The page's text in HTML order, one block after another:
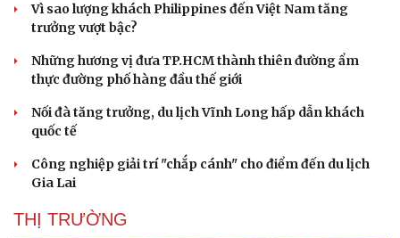
Sân khấu - Điện ảnh
Vì sao lượng khách Philippines đến Việt Nam tăng
trưởng vượt bậc?
Những hương vị đưa TP.HCM thành thiên đường ẩm
thực đường phố hàng đầu thế giới
Nối đà tăng trưởng, du lịch Vĩnh Long hấp dẫn khách
quốc tế
Công nghiệp giải trí "chắp cánh" cho điểm đến du lịch
Gia Lai
THỊ TRƯỜNG